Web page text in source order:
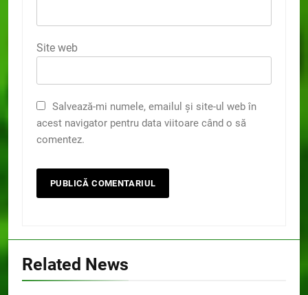
Site web
Salvează-mi numele, emailul și site-ul web în
acest navigator pentru data viitoare când o să
comentez.
Related News